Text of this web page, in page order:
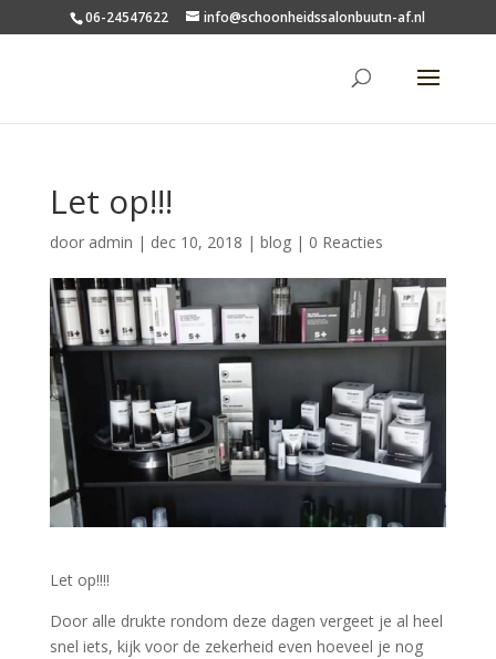
06-24547622 info@schoonheidssalonbuutn-af.nl
Let op!!!
door admin | dec 10, 2018 | blog| 0 Reacties
Let op!!!!
Door alle drukte rondom deze dagen vergeet je al heel
snel iets, kijk voor de zekerheid even hoeveel je nog